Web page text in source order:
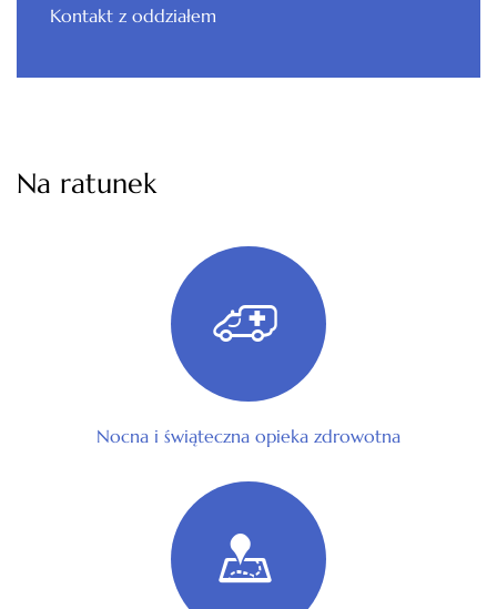
Kontakt z oddziałem
Na ratunek
Nocna i świąteczna opieka zdrowotna